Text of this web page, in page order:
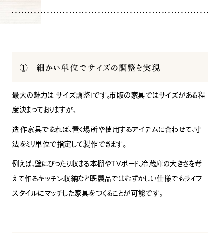
① 細かい単位でサイズの調整を実現
最大の魅力は「サイズ調整」です。市販の家具ではサイズがある程
度決まっておりますが、
造作家具であれば、置く場所や使用するアイテムに合わせて、寸
法をミリ単位で指定して製作できます。
例えば、壁にぴったり収まる本棚やＴＶボード、冷蔵庫の大きさを考
えて作るキッチン収納など既製品ではむずかしい仕様でもライフ
スタイルにマッチした家具をつくることが可能です。